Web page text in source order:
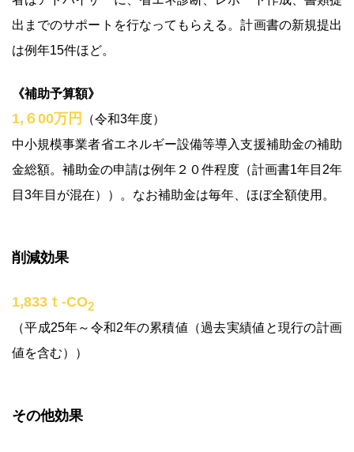
出までのサポートを行なってもらえる。計画書の新規提出
は例年15件ほど。
《補助予算額》
1,６00万円
（令和3年度）
中小規模事業者省エネルギー設備等導入支援補助金の補助
金総額。補助金の申請は例年２０件程度（計画書1年目2年
目3年目が混在））。なお補助金は毎年、ほぼ全額使用。
削減効果
1,833ｔ-CO2
（平成25年～令和2年の累積値（過去実績値と現行の計画
値を含む））
その他効果